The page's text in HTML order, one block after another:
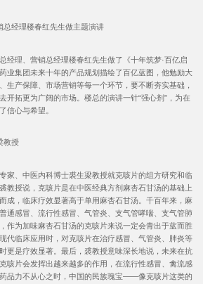
经理楼春红先生做主题演讲
经理、营销总经理楼春红先生做了《十年筑梦·百亿启
业集团未来十年的产品规划描绘了百亿蓝图，他勉励大
生产保障、市场营销等每一个环节，要不断夯实基础，
开拓更为广阔的市场。楼总的演讲一针“强心剂”，为在
信心与希望。
教授
家、中医内科博士裘生梁教授就克咳片的组方研究和临
教授说，克咳片是在中医经典方剂麻杏石甘汤的基础上
成，临床疗效显著高于单用麻杏石甘汤。千百年来，麻
通感冒、流行性感冒、气管炎、支气管哮喘、支气管肺
作为加味麻杏石甘汤的克咳片来说一定会青出于蓝而胜
代临床应用时，对克咳片在治疗感冒、气管炎、肺炎等
更是疗效显著。最后，裘教授意味深长地说，未来在抗
咳片会发挥出越来越多的作用，在流行性感冒、禽流感
品力不从心之时，中国的民族瑰宝——像克咳片这类的